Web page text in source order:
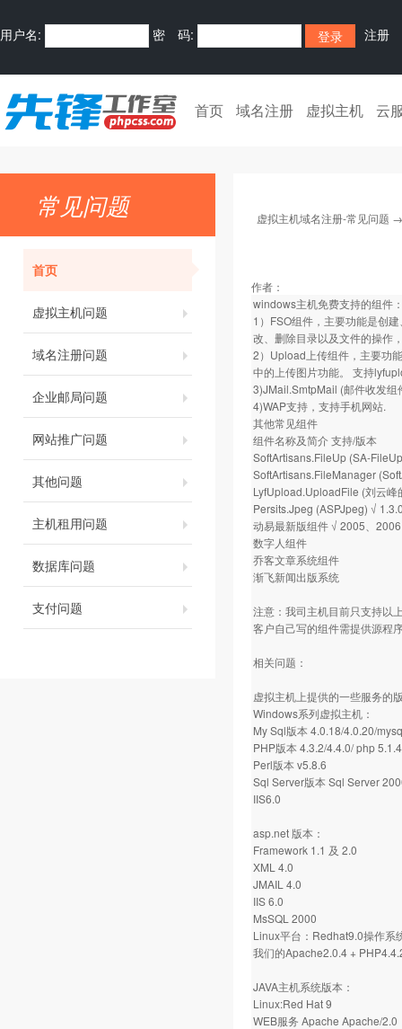
用户名: 密 码: 注册
首页 域名注册 虚拟主机 云
常见问题
首页
虚拟主机问题
域名注册问题
企业邮局问题
网站推广问题
其他问题
主机租用问题
数据库问题
支付问题
虚拟主机域名注册-常见问题
作者：
windows主机免费支持的组件
1）FSO组件，主要功能是创
改、删除目录以及文件的操作
2）Upload上传组件，主要功
中的上传图片功能。 支持
3)JMail.SmtpMail (邮件收发组
4)WAP支持，支持手机网站.
其他常见组件
组件名称及简介 支持/版本
SoftArtisans.FileUp (SA-
SoftArtisans.FileManager
LyfUpload.UploadFile (刘云峰
Persits.Jpeg (ASPJpeg) √
动易最新版组件 √ 2005、
数字人组件
乔客文章系统组件
渐飞新闻出版系统
注意：我司主机目前只支持以
客户自己写的组件需提供源程
相关问题：
虚拟主机上提供的一些服务的
Windows系列虚拟主机：
My Sql版本 4.0.18/4.0.20/
PHP版本 4.3.2/4.4.0/ php
Perl版本 v5.8.6
Sql Server版本 Sql Server
IIS6.0
asp.net 版本：
Framework 1.1 及 2.0
XML 4.0
JMAIL 4.0
IIS 6.0
MsSQL 2000
Linux平台：Redhat9.0操作系
我们的Apache2.0.4 +
JAVA主机系统版本：
Linux:Red Hat 9
WEB服务 Apache Apache/2.0